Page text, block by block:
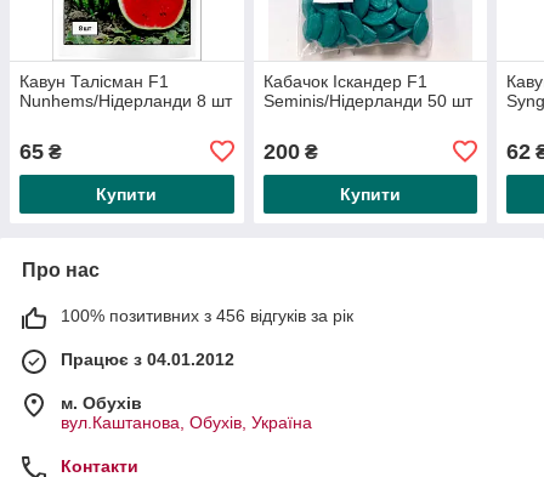
Кавун Талісман F1
Nunhems/Нідерланди 8 шт
65 ₴
Купити
Кабачок Іскандер F1
Seminis/Нідерланди 50 шт
200₴
Купити
62
Про нас
100% позитивних з 456 відгуків за рік
Працює з 04.01.2012
м. Обухів
вул.Каштанова, Обухів, Україна
Контакти